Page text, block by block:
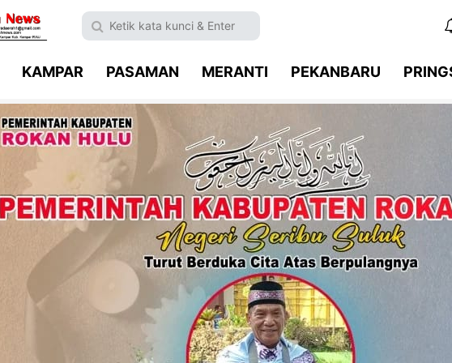
KAMPAR PASAMAN MERANTI PEKANBARU